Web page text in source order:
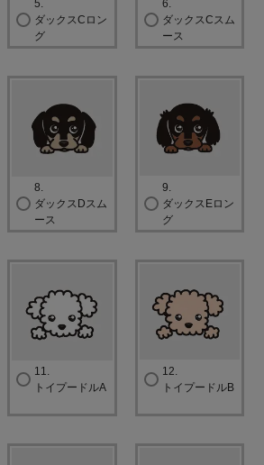
5.
ダックスCロン
グ
6.
ダックスCスム
ース
8.
ダックスDスム
ース
9.
ダックスEロン
グ
11.
トイプードルA
12.
トイプードルB